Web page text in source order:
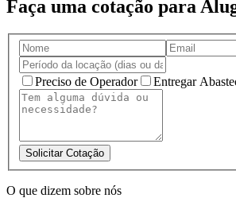
Faça uma cotação para
Preciso de Operador Entregar
Solicitar Cotação
O que dizem sobre nós